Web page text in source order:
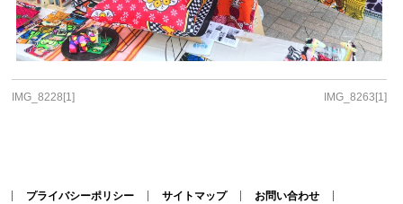
IMG_8228[1] IMG_8263[1]
プライバシーポリシー サイトマップ お問い合わせ